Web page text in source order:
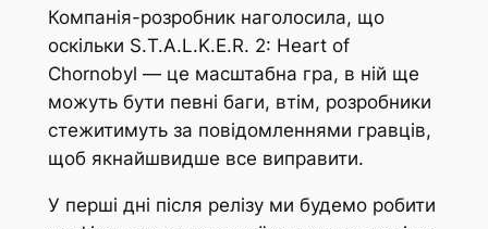
Компанія-розробник наголосила, що
оскільки Ѕ.T.A.L.K.E.R. 2: Heart of
Chornobyl — це масштабна гра, в ній ще
можуть бути певні баги, втім, розробники
стежитимуть за повідомленнями гравців,
щоб якнайшвидше все виправити.
У перші дні після релізу ми будемо робити